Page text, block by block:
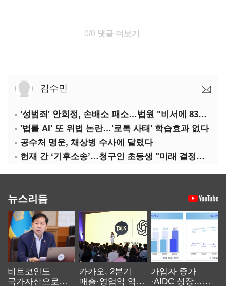
0/0 댓글 더보기
김수민
'성범죄' 안희정, 손배소 패소…법원 "비서에 8347만원 배상"
'법률 AI' 또 위법 논란…'로톡 사태' 학습효과 없다
공수처 명운, 채상병 수사에 달렸다
헌재 간 ‘기후소송’…청구인 초등생 "미래 결정할 중요한 소송"
뉴스리듬
비트코인도
국가자산으로…'
카카오, 2분기
매출·영업익 역대
가입자 증가
·AIDC 성장…